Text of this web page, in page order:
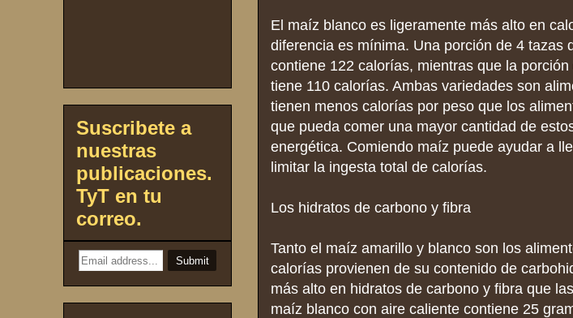
El maíz blanco es ligeramente más alto en
diferencia es mínima. Una porción de 4 tazas
contiene 122 calorías, mientras que la
tiene 110 calorías. Ambas variedades son
tienen menos calorías por peso que los
que pueda comer una mayor cantidad de
energética. Comiendo maíz puede ayudar a
limitar la ingesta total de calorías.
Los hidratos de carbono y fibra
Tanto el maíz amarillo y blanco son los
calorías provienen de su contenido de
más alto en hidratos de carbono y fibra que
maíz blanco con aire caliente contiene 25
Suscribete a
nuestras
publicaciones.
TyT en tu
correo.